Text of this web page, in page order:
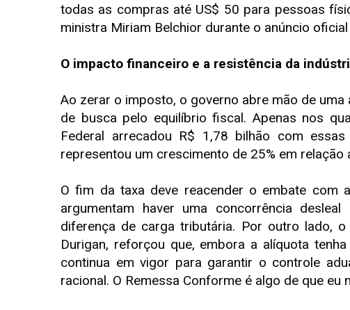
todas as compras até US$ 50 para pessoas
ministra Miriam Belchior durante o anúncio
O impacto financeiro e a resistência da
Ao zerar o imposto, o governo abre mão de
de busca pelo equilíbrio fiscal. Apenas nos
Federal arrecadou R$ 1,78 bilhão com
representou um crescimento de 25% em relação
O fim da taxa deve reacender o embate com
argumentam haver uma concorrência
diferença de carga tributária. Por outro lado,
Durigan, reforçou que, embora a alíquota
continua em vigor para garantir o controle
racional. O Remessa Conforme é algo de que eu